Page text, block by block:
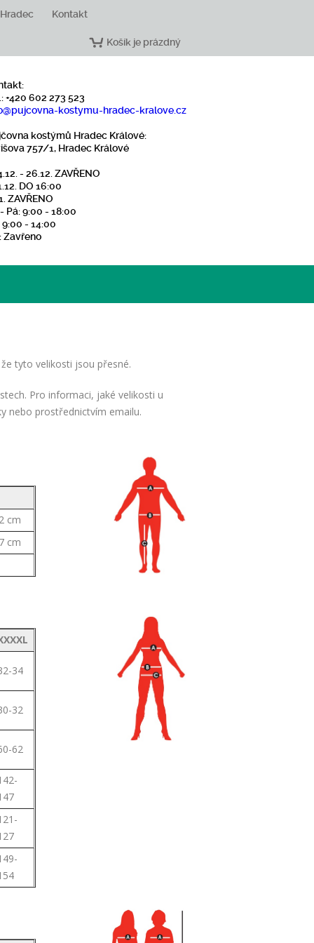
Kontakt
Košík je prázdný
+420 602 273 523
@pujcovna-kostymu-hradec-kralove.cz
kostýmů Hradec Králové:
757/1, Hradec Králové
- 26.12. ZAVŘENO
DO 16:00
ZAVŘENO
Pá: 9:00 - 18:00
9:00 - 14:00
Zavřeno
tyto velikosti jsou přesné.
Pro informaci, jaké velikosti u
nebo prostřednictvím emailu.
cm
cm
34
32
62